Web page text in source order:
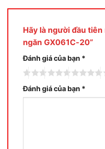
Hãy là người đầu
ngăn GX061C-20”
Đánh giá của bạn *
Đánh giá của bạn *